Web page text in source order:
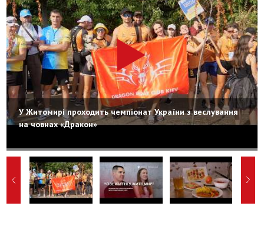
У Житомирі проходить чемпіонат України з веслування
на човнах «Дракон»